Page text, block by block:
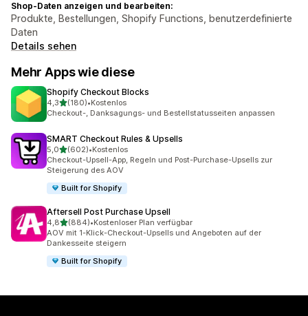
Shop-Daten anzeigen und bearbeiten:
Produkte, Bestellungen, Shopify Functions, benutzerdefinierte
Daten
Details sehen
Mehr Apps wie diese
Shopify Checkout Blocks
4,3von 5 Sternen
(180)
180 Rezensionen insgesamt
•Kostenlos
Checkout-, Danksagungs- und Bestellstatusseiten anpassen
SMART Checkout Rules & Upsells
5,0von 5 Sternen
(602)
602 Rezensionen insgesamt
•Kostenlos
Checkout-Upsell-App, Regeln und Post-Purchase-Upsells zur
Steigerung des AOV
Built for Shopify
Aftersell Post Purchase Upsell
4,8von 5 Sternen
(884)
884 Rezensionen insgesamt
•Kostenloser Plan verfügbar
AOV mit 1-Klick-Checkout-Upsells und Angeboten auf der
Dankesseite steigern
Built for Shopify